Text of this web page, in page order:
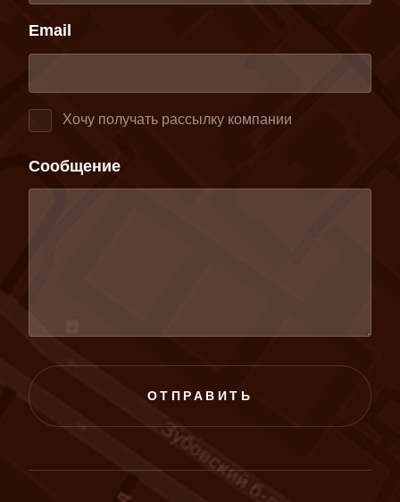
Email
Хочу получать рассылку компании
Сообщение
ОТПРАВИТЬ